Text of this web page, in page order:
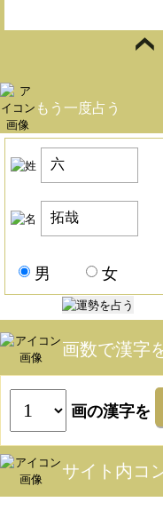
もう一度占う
男 女
画数で漢字
画の漢字を
サイト内コ